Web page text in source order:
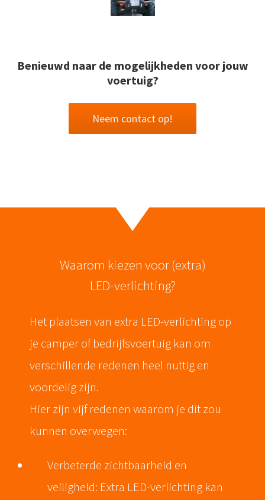
Benieuwd naar de mogelijkheden voor jouw
voertuig?
Neem contact op!
Waarom kiezen voor (extra)
LED-verlichting?
Het plaatsen van extra LED-verlichting op
je camper of bedrijfsvoertuig kan om
verschillende redenen heel nuttig en
voordelig zijn.
Hier zijn vijf redenen waarom je dit zou
kunnen overwegen:
Verbeterde zichtbaarheid en
veiligheid: Extra LED-verlichting kan